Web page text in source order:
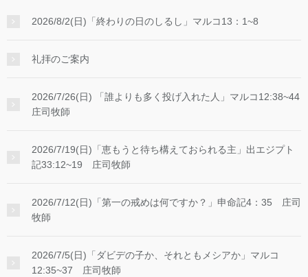
2026/8/2(日)「終わりの日のしるし」マルコ13：1~8
礼拝のご案内
2026/7/26(日) 「誰よりも多く投げ入れた人」マルコ12:38~44
庄司牧師
2026/7/19(日)「恵もうと待ち構えておられる主」出エジプト
記33:12~19 庄司牧師
2026/7/12(日)「第一の戒めは何ですか？」申命記4：35 庄司
牧師
2026/7/5(日)「ダビデの子か、それともメシアか」マルコ
12:35~37 庄司牧師